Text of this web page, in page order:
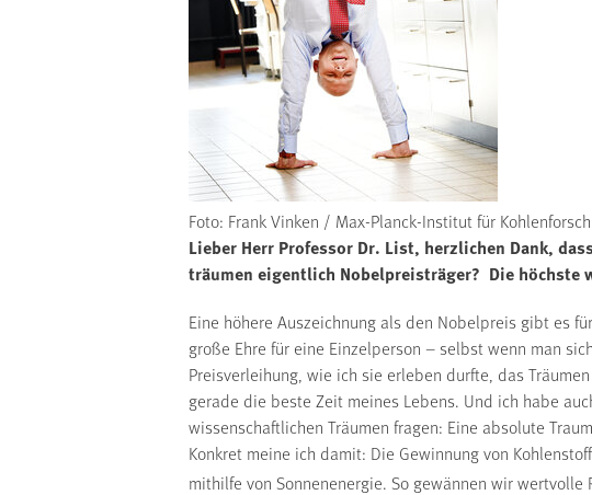
Foto: Frank Vinken / Max-Planck-Institut für
Lieber Herr Professor Dr. List, herzlichen Dank,
träumen eigentlich Nobelpreisträger? Die höchste
Eine höhere Auszeichnung als den Nobelpreis gibt es
große Ehre für eine Einzelperson – selbst wenn man
Preisverleihung, wie ich sie erleben durfte, das
gerade die beste Zeit meines Lebens. Und ich habe
wissenschaftlichen Träumen fragen: Eine absolute
Konkret meine ich damit: Die Gewinnung von
mithilfe von Sonnenenergie. So gewännen wir